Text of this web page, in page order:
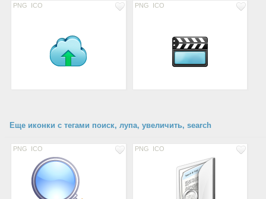
PNG ICO PNG ICO
Еще иконки с тегами поиск, лупа, увеличить, search
PNG ICO PNG ICO